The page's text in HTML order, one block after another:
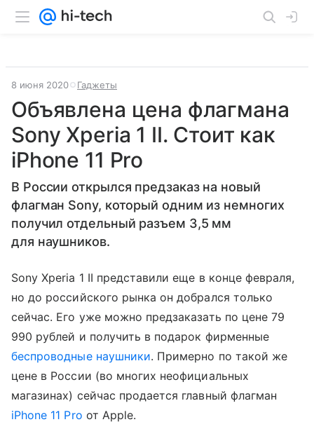
8 июня 2020 Гаджеты
Объявлена цена флагмана
Sony Xperia 1 II. Стоит как
iPhone 11 Pro
В России открылся предзаказ на новый
флагман Sony, который одним из немногих
получил отдельный разъем 3,5 мм
для наушников.
Sony Xperia 1 II представили еще в конце февраля,
но до российского рынка он добрался только
сейчас. Его уже можно предзаказать по цене 79
990 рублей и получить в подарок фирменные
беспроводные наушники. Примерно по такой же
цене в России (во многих неофициальных
магазинах) сейчас продается главный флагман
iPhone 11 Pro от Apple.